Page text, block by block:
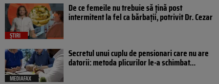
ȘTIRI
De ce femeile nu trebuie să țină post
intermitent la fel ca bărbații, potrivit Dr. Cezar
MEDIAFAX
Secretul unui cuplu de pensionari care nu are
datorii: metoda plicurilor le-a schimbat...